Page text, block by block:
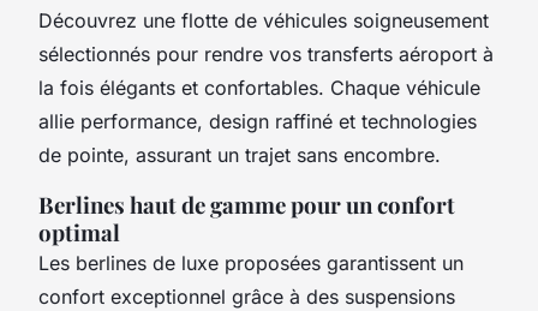
Découvrez une flotte de véhicules soigneusement
sélectionnés pour rendre vos transferts aéroport à
la fois élégants et confortables. Chaque véhicule
allie performance, design raffiné et technologies
de pointe, assurant un trajet sans encombre.
Berlines haut de gamme pour un confort
optimal
Les berlines de luxe proposées garantissent un
confort exceptionnel grâce à des suspensions